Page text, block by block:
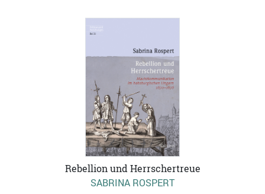
Rebellion und Herrschertreue
SABRINA ROSPERT